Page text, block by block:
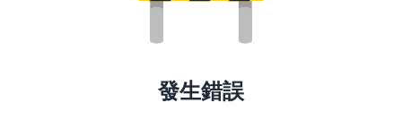
發生錯誤